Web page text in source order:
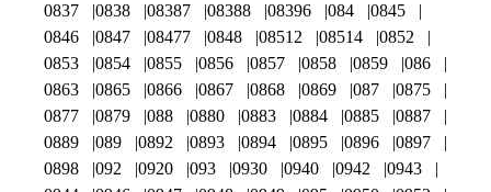
0837
0838 08387 08388 08396 084
0845
0846
0847 08477 0848 08512 08514
0852
0853
0854 0855 0856 0857 0858 0859
086
0863
0865 0866 0867 0868 0869 087
0875
0877
0879 088 0880 0883 0884 0885
0887
0889
089 0892 0893 0894 0895 0896
0897
0898
092 0920 093 0930 0940 0942
0943